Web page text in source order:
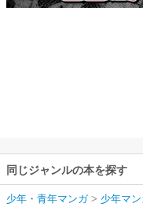
同じジャンルの本を探す
少年・青年マンガ> 少年マ